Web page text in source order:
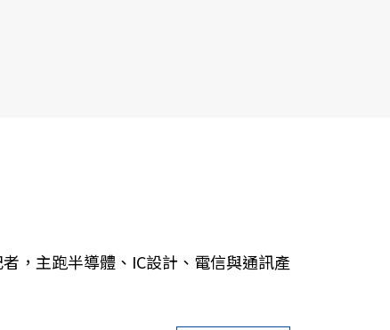
，主跑半導體、IC設計、電信與通訊產